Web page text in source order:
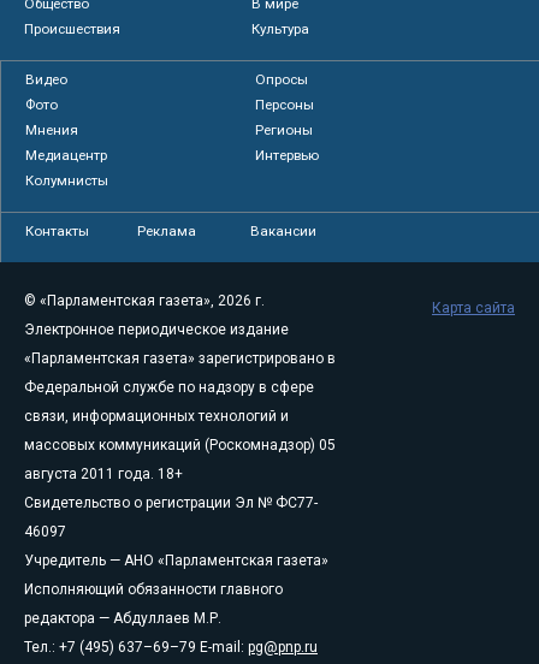
Происшествия
Культура
Видео
Опросы
Фото
Персоны
Мнения
Регионы
Медиацентр
Интервью
Колумнисты
Контакты Реклама Вакансии
© «Парламентская газета», 2026 г.
Электронное периодическое издание
«Парламентская газета» зарегистрировано в
Федеральной службе по надзору в сфере
связи, информационных технологий и
массовых коммуникаций (Роскомнадзор) 05
августа 2011 года. 18+
Свидетельство о регистрации Эл № ФС77-
46097
Учредитель — АНО «Парламентская газета»
Исполняющий обязанности главного
редактора — Абдуллаев М.Р.
Тел.: +7 (495) 637–69–79 E-mail: pg@pnp.ru
Карта сайта